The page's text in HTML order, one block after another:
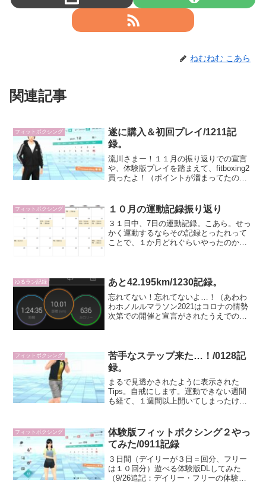
ねむねむ こあら
関連記事
フィットボクシング
遂に購入＆初回プレイ/1211記
録。
流川さまー！１１月の振り返りでの宣言
や、体験版プレイを踏まえて、fitboxing2
買ったよ！（ポイントが溜まってたので
ら、CMやってる横浜流星さんのパッケー
ジ版とかあ...
フィットボクシング １０月の運動記録振り返り
３１日中、7日の運動記録。こあら。せっ
かく運動するならその記録とったれって
ことで、１か月どれぐらいやったのかを
回、３０分以上の運動習慣...
ゆるラン記録 あと42.195km/1230記録。
忘れてない！忘れてないよ…！（あわわ
わホノルルマラソン2021はコロナの情勢
次第での開催と宣言がされたうえでの参
対し...
フィットボクシング
苦手なステップ来た…！/0128記
録。
まるで見透かされたように表示された
Tips。自戒にします。運動できない週間
も経て、１週間以上開いてしまったけど
げてる人が多くて感動。短くても毎日や
ることが大事だよ...
フィットボクシング
体験版フィットボクシング２やっ
てみた/0911記録
３日間（デイリーが３日＝回分、フリー
は１０回分）遊べる体験版DLしてみた
（9/26追記：デイリー・フリーの体験版